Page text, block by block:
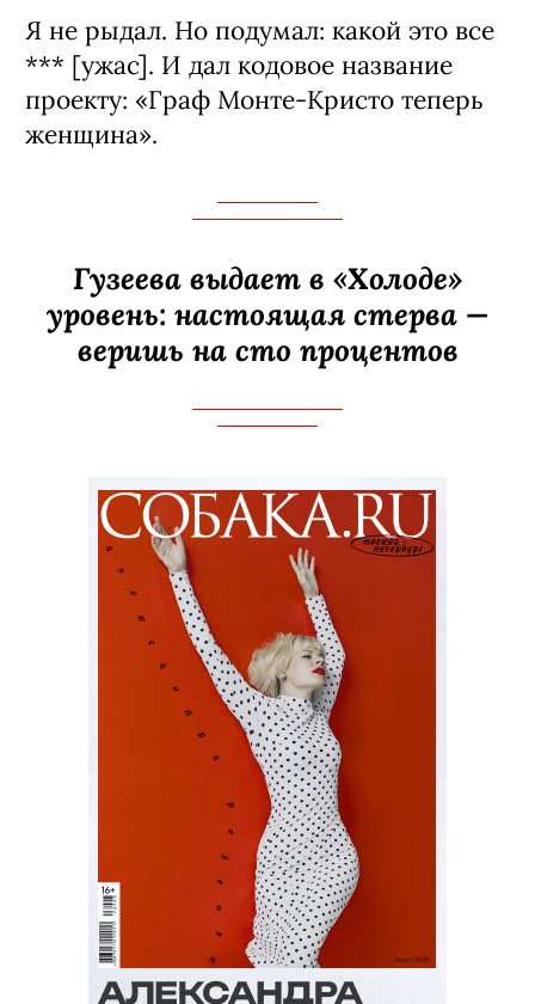
Я не рыдал. Но подумал: какой это все
*** [ужас]. И дал кодовое название
проекту: «Граф Монте-­Кристо теперь
женщина».
Гузеева выдает в «Холоде»
уровень: настоящая стерва —
веришь на сто процентов